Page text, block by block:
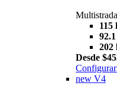
115
202
Desde
Configurar
new V4